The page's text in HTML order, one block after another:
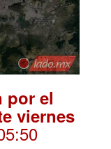
por el
viernes